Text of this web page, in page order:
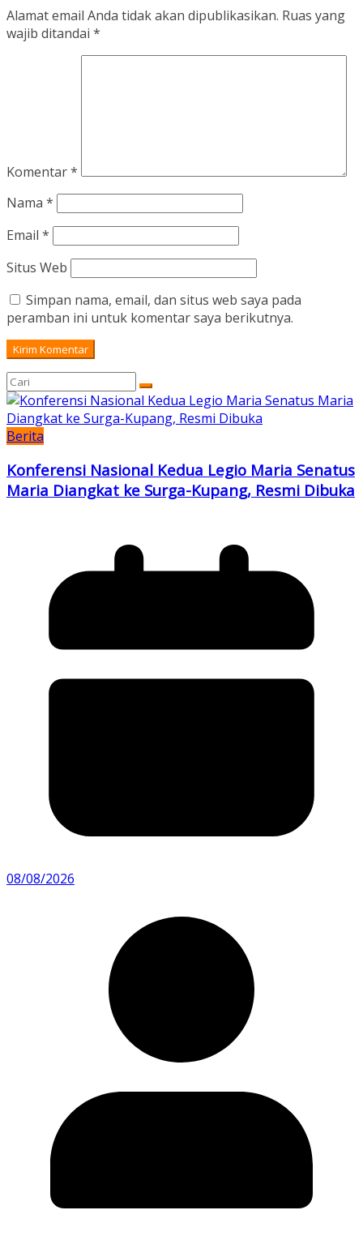
Alamat email Anda tidak akan dipublikasikan. Ruas yang
wajib ditandai *
Komentar*
Nama *
Email *
Situs Web
Simpan nama, email, dan situs web saya pada
peramban ini untuk komentar saya berikutnya.
Berita
Konferensi Nasional Kedua Legio Maria Senatus
Maria Diangkat ke Surga-Kupang, Resmi Dibuka
08/08/2026